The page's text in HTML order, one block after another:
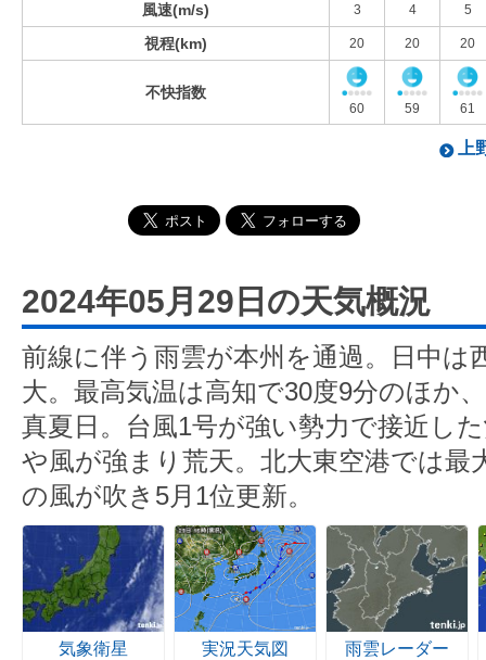
風速(m/s) 3 4 5
視程(km) 20 20 20
不快指数
60 59 61
2024年05月29日の天気概況
前線に伴う雨雲が本州を通過。日中は
大。最高気温は高知で30度9分のほか
真夏日。台風1号が強い勢力で接近し
や風が強まり荒天。北大東空港では最
の風が吹き5月1位更新。
気象衛星 実況天気図 雨雲レーダー